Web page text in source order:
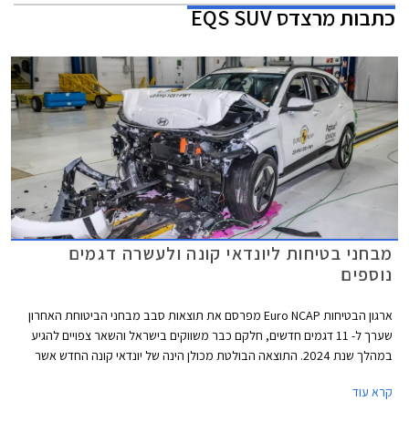
כתבותמרצדס EQS SUV
מבחני בטיחות ליונדאי קונה ולעשרה דגמים
נוספים
ארגון הבטיחות Euro NCAP מפרסם את תוצאות סבב מבחני הביטוחת האחרון
שערך ל- 11 דגמים חדשים, חלקם כבר משווקים בישראל והשאר צפויים להגיע
במהלך שנת 2024. התוצאה הבולטת מכולן הינה של יונדאי קונה החדש אשר
קרא עוד